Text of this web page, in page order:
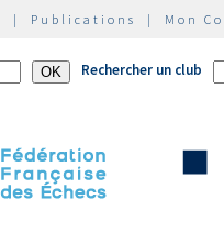
| Publications | Mon
Rechercher un club